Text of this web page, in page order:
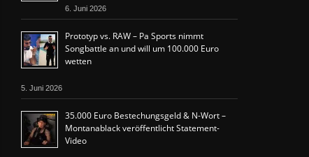
6. Juni 2026
Prototyp vs. RAW – Pa Sports nimmt
Songbattle an und will um 100.000 Euro
wetten
5. Juni 2026
35.000 Euro Bestechungsgeld & N-Wort –
Montanablack veröffentlicht Statement-
Video